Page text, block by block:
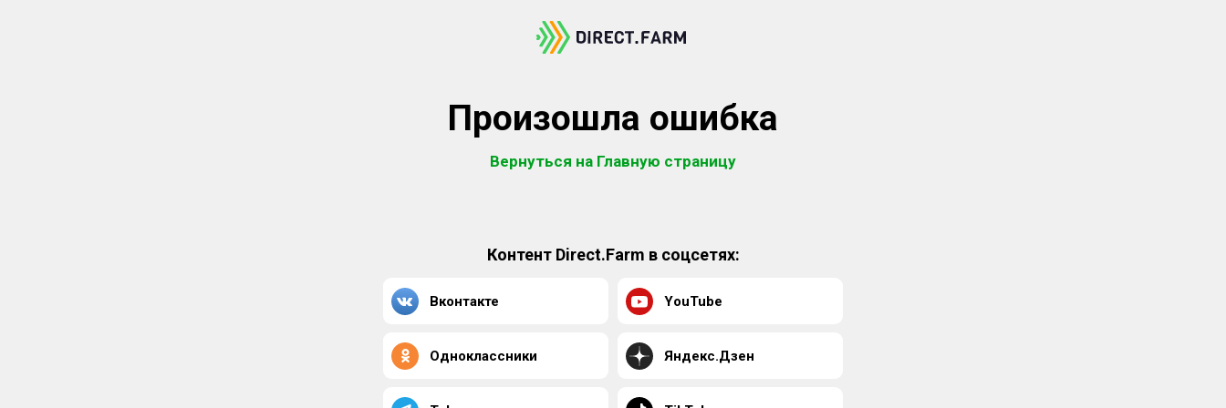
Произошла ошибка
Вернуться на Главную страницу
Контент Direct.Farm в соцсетях:
Вконтакте YouTube
Одноклассники Яндекс.Дзен